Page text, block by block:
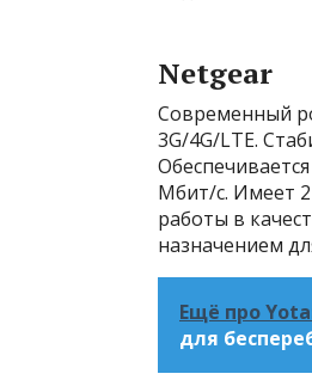
Netgear
Современный
3G/4G/LTE.
Мбит/с. Имеет
работы в
назначением
Ещё про
для